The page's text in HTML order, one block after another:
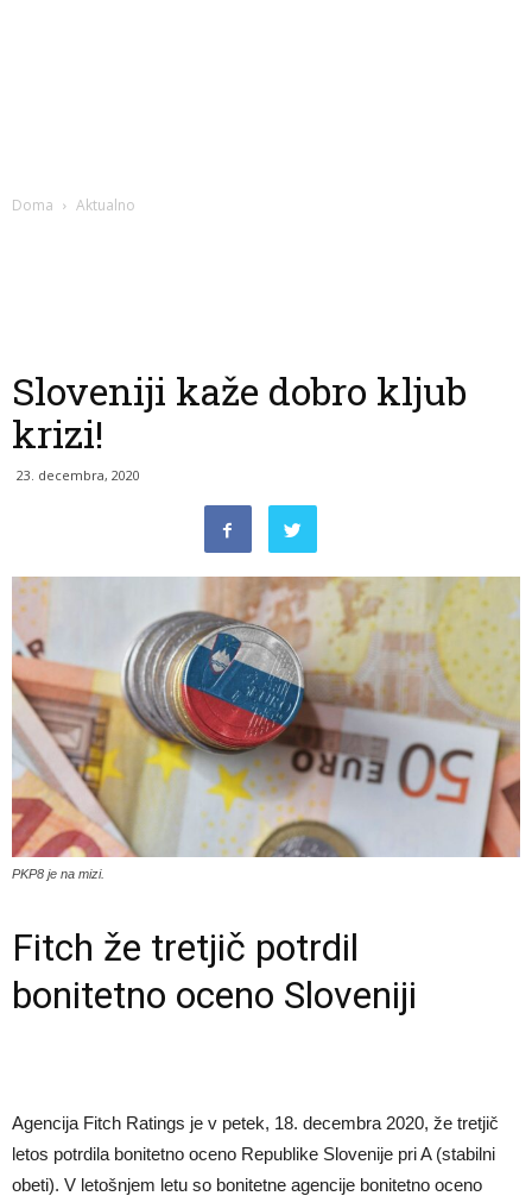
Doma Aktualno
Sloveniji kaže dobro kljub
krizi!
23. decembra, 2020
PKP8 je na mizi.
Fitch že tretjič potrdil
bonitetno oceno Sloveniji
Agencija Fitch Ratings je v petek, 18. decembra 2020, že tretjič
letos potrdila bonitetno oceno Republike Slovenije pri A (stabilni
obeti). V letošnjem letu so bonitetne agencije bonitetno oceno